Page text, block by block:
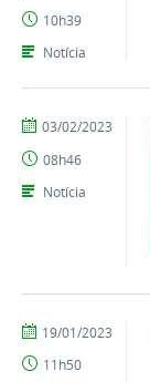
10h39
Notícia
por
publicado
03/02/2023
08h46
Notícia
por
publicado
19/01/2023
11h50